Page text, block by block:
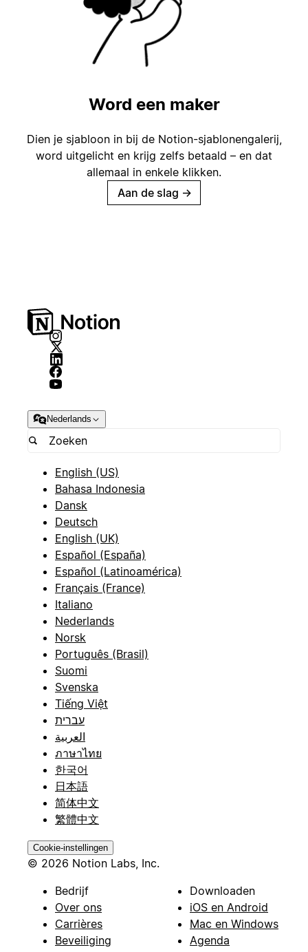
Word een maker
Dien je sjabloon in bij de Notion-sjablonengalerij,
word uitgelicht en krijg zelfs betaald – en dat
allemaal in enkele klikken.
Aan de slag →
Nederlands
English (US)
Bahasa Indonesia
Dansk
Deutsch
English (UK)
Español (España)
Español (Latinoamérica)
Français (France)
Italiano
Nederlands
Norsk
Português (Brasil)
Suomi
Svenska
Tiếng Việt
עברית
العربية
ภาษาไทย
한국어
日本語
简体中文
繁體中文
Cookie-instellingen
© 2026 Notion Labs, Inc.
Bedrijf
Over ons
Carrières
Beveiliging
Downloaden
iOS en Android
Mac en Windows
Agenda